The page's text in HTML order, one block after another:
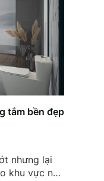
tắm bền đẹp
nhưng lại
khu vực này